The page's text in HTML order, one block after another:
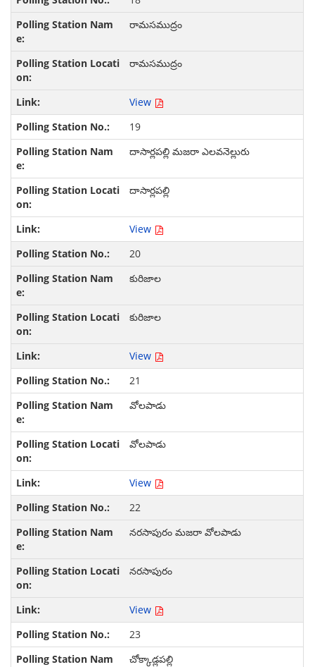
రామసముద్రం
రామసముద్రం
View
19
దాసార్లపల్లి మజరా ఎలవనెల్లురు
దాసార్లపల్లి
View
20
కురిజాల
కురిజాల
View
21
వోలపాడు
వోలపాడు
View
22
నరసాపురం మజరా వోలపాడు
నరసాపురం
View
23
చోక్కాడ్లపల్లి